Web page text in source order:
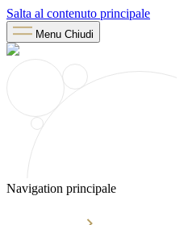
Salta al contenuto principale
Menu Chiudi
Navigation principale